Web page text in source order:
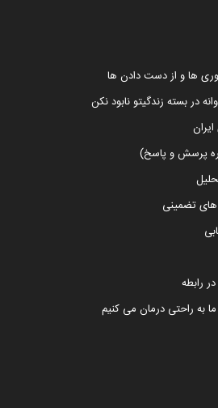
ها و از دست دادن ها
در بسته زندگیتو نابود نکن
پرسش و پاسخ)
های تضمینی
رابطه
به راحتی درمان می کنیم